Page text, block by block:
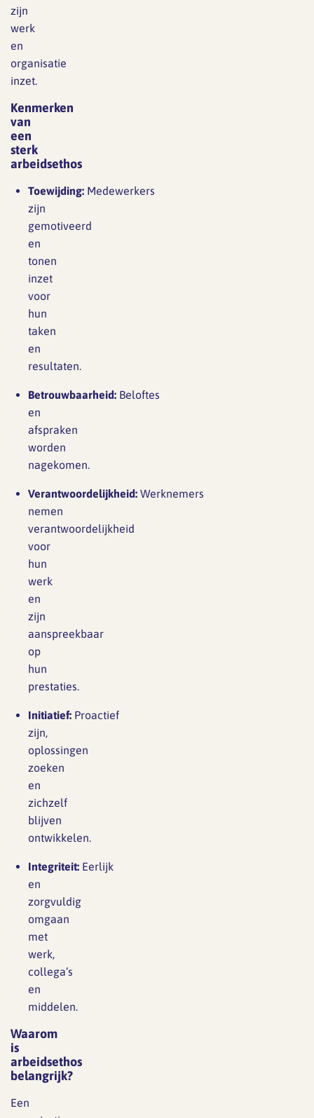
zijn
werk
en
organisatie
inzet.
Kenmerken
van
een
sterk
arbeidsethos
Toewijding: Medewerkers
zijn
gemotiveerd
en
tonen
inzet
voor
hun
taken
en
resultaten.
Betrouwbaarheid: Beloftes
en
afspraken
worden
nagekomen.
Verantwoordelijkheid: Werknemers
nemen
verantwoordelijkheid
voor
hun
werk
en
zijn
aanspreekbaar
op
hun
prestaties.
Initiatief: Proactief
zijn,
oplossingen
zoeken
en
zichzelf
blijven
ontwikkelen.
Integriteit: Eerlijk
en
zorgvuldig
omgaan
met
werk,
collega’s
en
middelen.
Waarom
is
arbeidsethos
belangrijk?
Een